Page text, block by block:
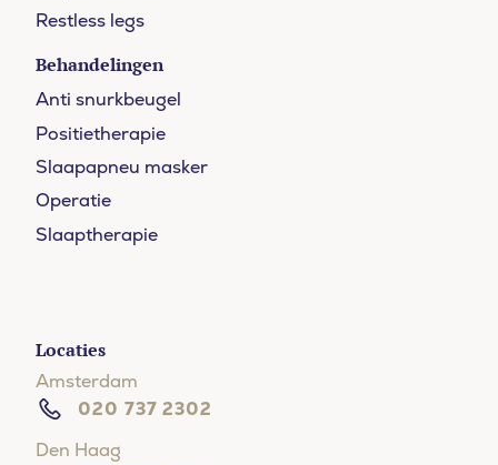
Restless legs
Behandelingen
Anti snurkbeugel
Positietherapie
Slaapapneu masker
Operatie
Slaaptherapie
Locaties
Amsterdam
020 737 2302
Den Haag